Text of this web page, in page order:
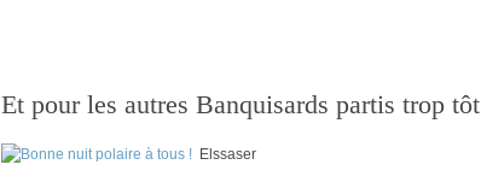
Et pour les autres Banquisards partis trop tôt
Elssaser